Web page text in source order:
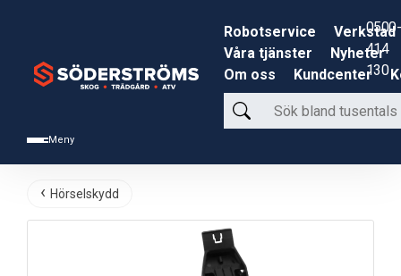
Meny
Robotservice
Verkstad
Våra tjänster
Nyheter
Om oss
Kundcenter
Sök
bland
produkter
0500-
414
130
Hörselskydd